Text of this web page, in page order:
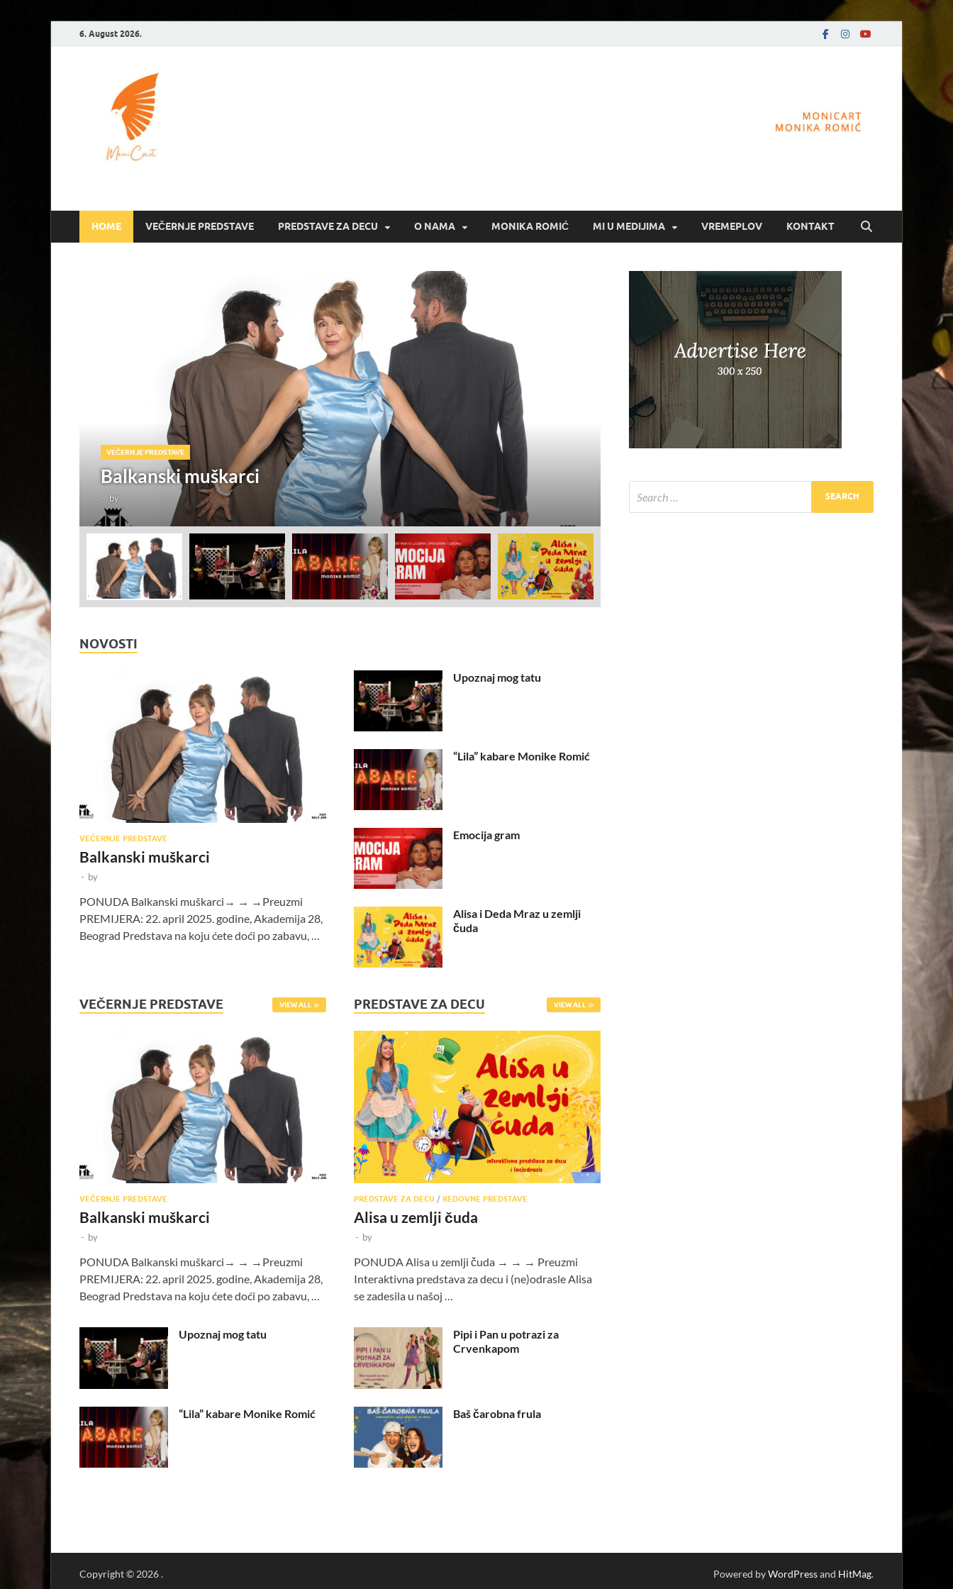
6. August 2026.
HOME VEČERNJE PREDSTAVE PREDSTAVE ZA DECU O NAMA MONIKA ROMIĆ MI U MEDIJIMA VREMEPLOV KONTAKT
VEČERNJE PREDSTAVE
Balkanski muškarci
- by
Upoznaj mog tatu
by
NOVOSTI
VEČERNJE PREDSTAVE
Balkanski muškarci
- by
PONUDA Balkanski muškarci→ → →Preuzmi
PREMIJERA: 22. april 2025. godine, Akademija 28,
Beograd Predstava na koju ćete doći po zabavu, …
Upoznaj mog tatu
“Lila” kabare Monike Romić
Emocija gram
Alisa i Deda Mraz u zemlji
čuda
VEČERNJE PREDSTAVE VIEW ALL
VEČERNJE PREDSTAVE
Balkanski muškarci
- by
PONUDA Balkanski muškarci→ → →Preuzmi
PREMIJERA: 22. april 2025. godine, Akademija 28,
Beograd Predstava na koju ćete doći po zabavu, …
Upoznaj mog tatu
“Lila” kabare Monike Romić
PREDSTAVE ZA DECU VIEW ALL
PREDSTAVE ZA DECU / REDOVNE PREDSTAVE
Alisa u zemlji čuda
- by
PONUDA Alisa u zemlji čuda → → → Preuzmi
Interaktivna predstava za decu i (ne)odrasle Alisa
se zadesila u našoj …
Pipi i Pan u potrazi za
Crvenkapom
Baš čarobna frula
Copyright © 2026. Powered byWordPressand HitMag.